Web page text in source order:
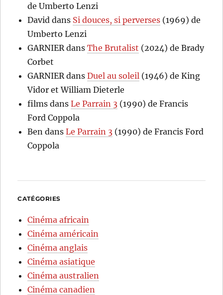
de Umberto Lenzi
David dans Si douces, si perverses (1969) de
Umberto Lenzi
GARNIER dansThe Brutalist (2024) de Brady
Corbet
GARNIER dansDuel au soleil (1946) de King
Vidor et William Dieterle
films dansLe Parrain 3 (1990) de Francis
Ford Coppola
Ben dansLe Parrain 3 (1990) de Francis Ford
Coppola
CATÉGORIES
Cinéma africain
Cinéma américain
Cinéma anglais
Cinéma asiatique
Cinéma australien
Cinéma canadien